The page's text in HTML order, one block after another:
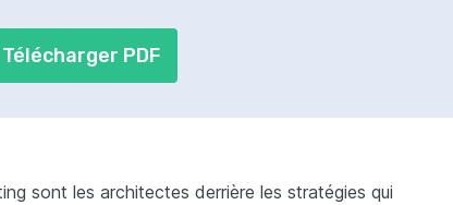
PDF
sont les architectes derrière les stratégies qui